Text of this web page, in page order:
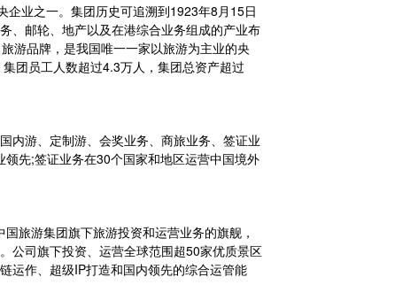
业之一。集团历史可追溯到1923年8月15日
、邮轮、地产以及在港综合业务组成的产业布
游品牌，是我国唯一一家以旅游为主业的央
团员工人数超过4.3万人，集团总资产超过
内游、定制游、会奖业务、商旅业务、签证业
先;签证业务在30个国家和地区运营中国境外
旅游集团旗下旅游投资和运营业务的旗舰，
公司旗下投资、运营全球范围超50家优质景区
运作、超级IP打造和国内领先的综合运管能